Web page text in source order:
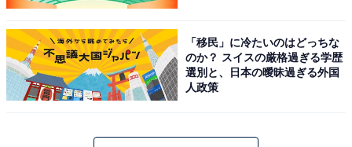
「移民」に冷たいのはどっちな
のか？ スイスの厳格過ぎる学歴
選別と、日本の曖昧過ぎる外国
人政策